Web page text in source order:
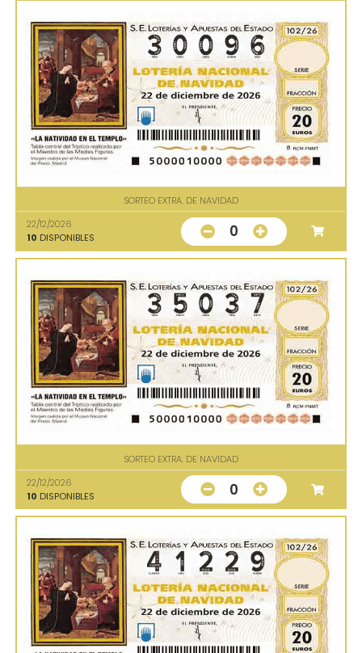
SORTEO EXTRA. DE NAVIDAD
22/12/2026
10 DISPONIBLES 0
SORTEO EXTRA. DE NAVIDAD
22/12/2026
10 DISPONIBLES 0